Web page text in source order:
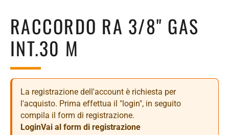
RACCORDO RA 3/8" GAS
INT.30 M
La registrazione dell'account è richiesta per
l'acquisto. Prima effettua il "login", in seguito
compila il form di registrazione.
LoginVai al form di registrazione